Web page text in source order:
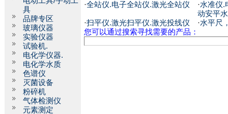
具
品牌专区
玻璃仪器
实验仪器
试验机.
电化学仪器.
电化学水质
色谱仪
灭菌设备
粉碎机
气体检测仪
元素测定
·全站仪.电子全站仪.激光全站仪 ·水准仪.
动安平
·扫平仪.激光扫平仪.激光投线仪 ·水平尺
您可以通过搜索寻找需要的产品：